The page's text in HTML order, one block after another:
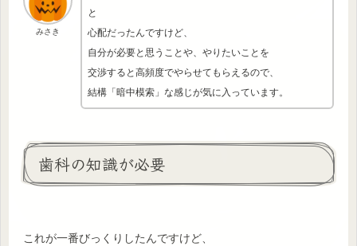
みさき
と
心配だったんですけど、
自分が必要と思うことや、やりたいことを
交渉すると高頻度でやらせてもらえるので、
結構「暗中模索」な感じが気に入っています。
歯科の知識が必要
これが一番びっくりしたんですけど、